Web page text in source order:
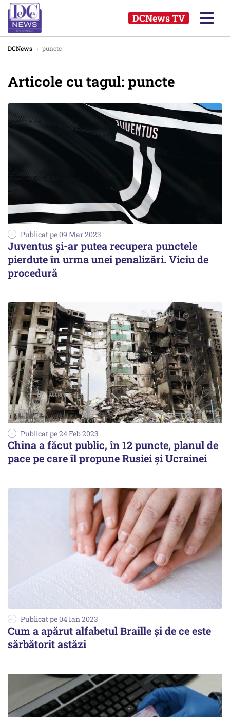
DCNews TV
DCNews › puncte
Articole cu tagul: puncte
Publicat pe 09 Mar 2023
Juventus şi-ar putea recupera punctele
pierdute în urma unei penalizări. Viciu de
procedură
Publicat pe 24 Feb 2023
China a făcut public, în 12 puncte, planul de
pace pe care îl propune Rusiei și Ucrainei
Publicat pe 04 Ian 2023
Cum a apărut alfabetul Braille și de ce este
sărbătorit astăzi